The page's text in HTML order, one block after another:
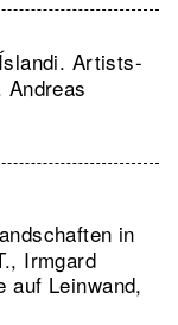
Artists-
in
Irmgard
auf Leinwand,